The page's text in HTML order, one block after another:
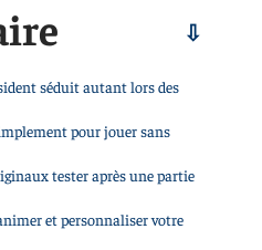
séduit autant lors des
pour jouer sans
tester après une partie
et personnaliser votre